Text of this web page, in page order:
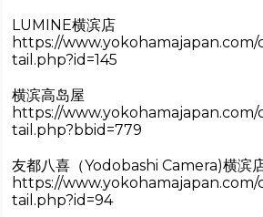
LUMINE横滨店
https://
tail.php?id=145
横滨高岛屋
https://
tail.php?bbid=779
友都八喜（Yodobashi Camera)横滨
https://
tail.php?id=94